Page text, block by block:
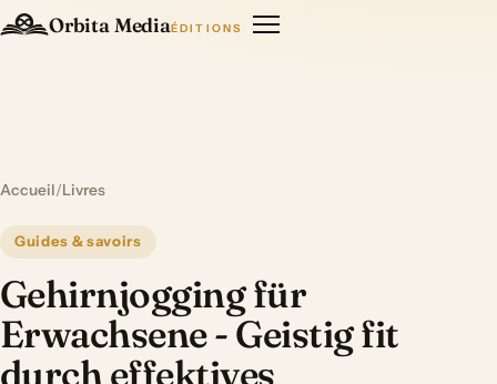
Orbita MediaÉDITIONS
Accueil/Livres
Guides & savoirs
Gehirnjogging für
Erwachsene - Geistig fit
durch effektives